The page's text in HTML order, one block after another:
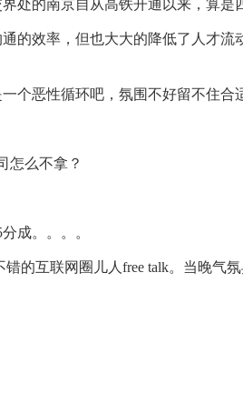
的南京自从高铁开通以来，算是
效率，但也大大的降低了人才流
恶性循环吧，氛围不好留不住合
怎么不拿？
成。。。。
互联网圈儿人free talk。当晚气